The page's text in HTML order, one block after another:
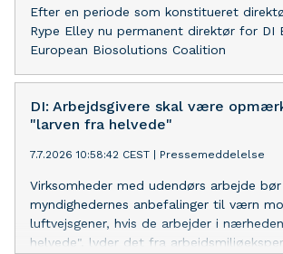
Efter en periode som konstitueret
Rype Elley nu permanent direktør for DI
European Biosolutions Coalition
DI: Arbejdsgivere skal være
"larven fra helvede"
7.7.2026 10:58:42 CEST Pressemeddelelse
Virksomheder med udendørs arbejde bør
myndighedernes anbefalinger til værn
luftvejsgener, hvis de arbejder i
helvede", lyder det fra